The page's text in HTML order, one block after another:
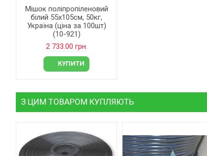
Мішок поліпропіленовий
білий 55х105см, 50кг,
Україна (ціна за 100шт)
(10-921)
2 733.00 грн.
КУПИТИ
З ЦИМ ТОВАРОМ КУПЛЯЮТЬ